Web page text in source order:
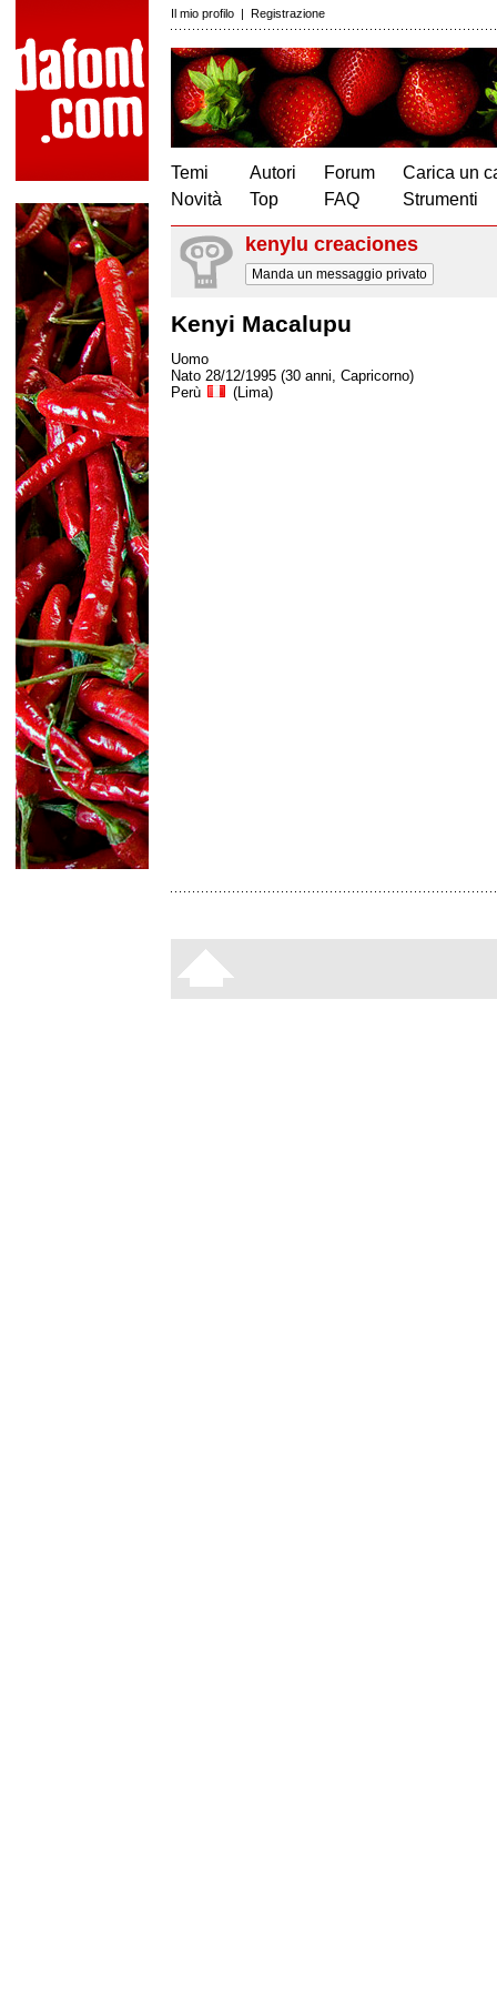
Il mio profilo | Registrazione
Temi
Novità
Autori
Top
Forum
FAQ
Carica un
Strumenti
kenylu creaciones
Manda un messaggio privato
Kenyi Macalupu
Uomo
Nato 28/12/1995 (30 anni, Capricorno)
Perù
(Lima)